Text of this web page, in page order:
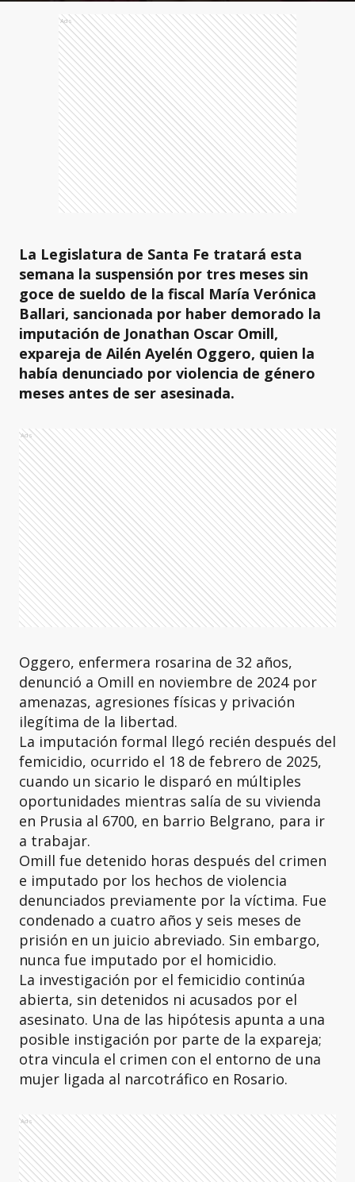
Ads
La Legislatura de Santa Fe tratará esta
semana la suspensión por tres meses sin
goce de sueldo de la fiscal María Verónica
Ballari, sancionada por haber demorado la
imputación de Jonathan Oscar Omill,
expareja de Ailén Ayelén Oggero, quien la
había denunciado por violencia de género
meses antes de ser asesinada.
Ads
Oggero, enfermera rosarina de 32 años,
denunció a Omill en noviembre de 2024 por
amenazas, agresiones físicas y privación
ilegítima de la libertad.
La imputación formal llegó recién después del
femicidio, ocurrido el 18 de febrero de 2025,
cuando un sicario le disparó en múltiples
oportunidades mientras salía de su vivienda
en Prusia al 6700, en barrio Belgrano, para ir
a trabajar.
Omill fue detenido horas después del crimen
e imputado por los hechos de violencia
denunciados previamente por la víctima. Fue
condenado a cuatro años y seis meses de
prisión en un juicio abreviado. Sin embargo,
nunca fue imputado por el homicidio.
La investigación por el femicidio continúa
abierta, sin detenidos ni acusados por el
asesinato. Una de las hipótesis apunta a una
posible instigación por parte de la expareja;
otra vincula el crimen con el entorno de una
mujer ligada al narcotráfico en Rosario.
Ads